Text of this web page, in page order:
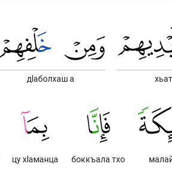
дlаболхаш а
боккъала тхо
цу хlаманца